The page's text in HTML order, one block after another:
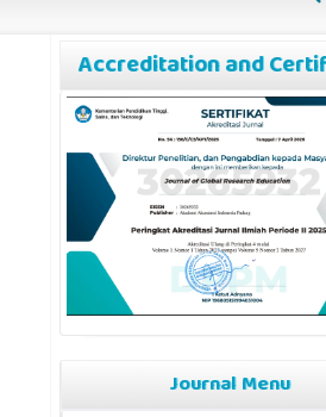
Accreditation and
Journal Menu